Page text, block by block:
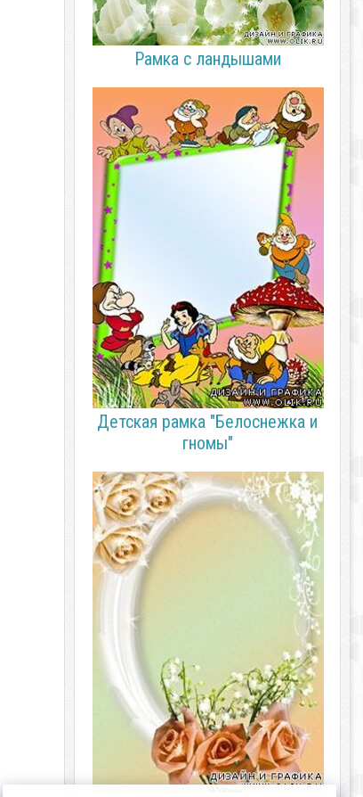
Рамка с ландышами
Детская рамка "Белоснежка и
гномы"